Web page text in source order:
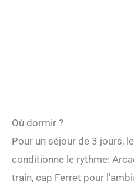
Où dormir ?
Pour un séjour de 3 jours,
conditionne le rythme:
train, cap Ferret pour